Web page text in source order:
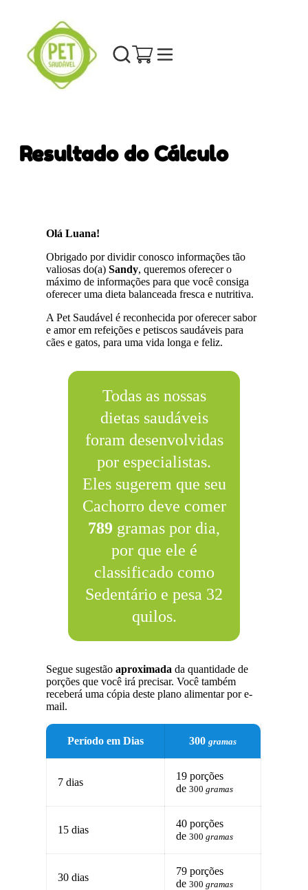
Resultado do Cálculo
Olá Luana!
Obrigado por dividir conosco informações tão
valiosas do(a)Sandy, queremos oferecer o
máximo de informações para que você consiga
oferecer uma dieta balanceada fresca e nutritiva.
A Pet Saudável é reconhecida por oferecer sabor
e amor em refeições e petiscos saudáveis para
cães e gatos, para uma vida longa e feliz.
Todas as nossas
dietas saudáveis
foram desenvolvidas
por especialistas.
Eles sugerem que seu
Cachorro deve comer
789 gramas por dia,
por que ele é
classificado como
Sedentário e pesa 32
quilos.
Segue sugestãoaproximada da quantidade de
porções que você irá precisar. Você também
receberá uma cópia deste plano alimentar por e-
mail.
Período em Dias 300gramas
7 dias
19 porções
de300gramas
15 dias
40 porções
de300gramas
30 dias
79 porções
de300gramas